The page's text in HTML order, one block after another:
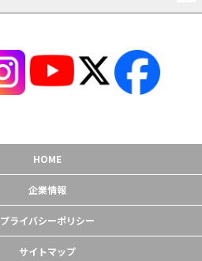
HOME
企業情報
プライバシーポリシー
サイトマップ